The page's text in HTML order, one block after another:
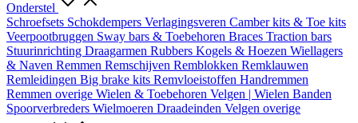
Onderstel
Schroefsets Schokdempers Verlagingsveren Camber kits & Toe kits
Veerpootbruggen Sway bars & Toebehoren Braces Traction bars
Stuurinrichting Draagarmen Rubbers Kogels & Hoezen Wiellagers
& Naven Remmen Remschijven Remblokken Remklauwen
Remleidingen Big brake kits Remvloeistoffen Handremmen
Remmen overige Wielen & Toebehoren Velgen | Wielen Banden
Spoorverbreders Wielmoeren Draadeinden Velgen overige